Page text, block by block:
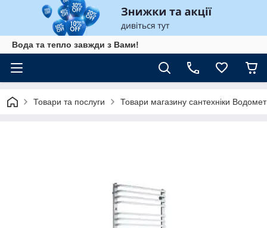
Вода та тепло завжди з Вами!
Товари та послуги Товари магазину сантехніки Водомет